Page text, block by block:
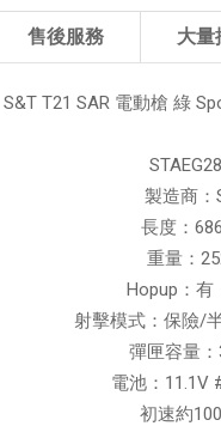
售後服務 大量
S&T T21 SAR 電動槍 綠
製造商：
長度：
重量：
Hopup：有
射擊模式：保險/
彈匣容量
電池：11.1V
初速約